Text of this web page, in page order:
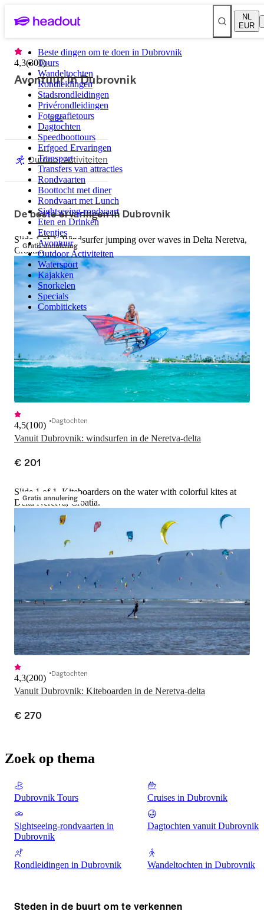
NL
EUR
Beste dingen om te doen in Dubrovnik
Tours
Wandeltochten
Rondleidingen
Stadsrondleidingen
Privérondleidingen
Fotografietours
Dagtochten
Speedboottours
Erfgoed Ervaringen
Transport
Transfers van attracties
Rondvaarten
Boottocht met diner
Rondvaart met Lunch
Sightseeing-rondvaart
Eten en Drinken
Etentjes
Avontuur
Outdoor Activiteiten
Watersport
Kajakken
Snorkelen
Specials
Combitickets
4,3(300)
Avontuur in Dubrovnik
alle
Outdoor Activiteiten
De beste ervaringen in Dubrovnik
Gratis annulering
Slide 1 of 1, Windsurfer jumping over waves in Delta Neretva,
Croatia.
Vanuit Dubrovnik: windsurfen in de Neretva-delta
4,5(100) Dagtochten
€ 201
Gratis annulering
Slide 1 of 1, Kiteboarders on the water with colorful kites at
Delta Neretva, Croatia.
Vanuit Dubrovnik: Kiteboarden in de Neretva-delta
4,3(200) Dagtochten
€ 270
Zoek op thema
Dubrovnik Tours Cruises in Dubrovnik
Sightseeing-rondvaarten in
Dubrovnik
Dagtochten vanuit Dubrovnik
Rondleidingen in Dubrovnik Wandeltochten in Dubrovnik
Steden in de buurt om te verkennen